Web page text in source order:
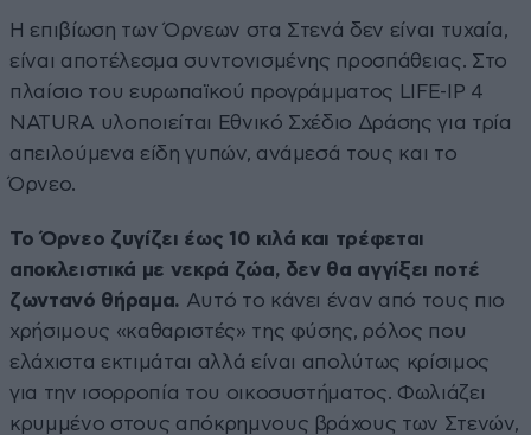
Η επιβίωση των Όρνεων στα Στενά δεν είναι τυχαία,
είναι αποτέλεσμα συντονισμένης προσπάθειας. Στο
πλαίσιο του ευρωπαϊκού προγράμματος LIFE-IP 4
NATURA υλοποιείται Εθνικό Σχέδιο Δράσης για τρία
απειλούμενα είδη γυπών, ανάμεσά τους και το
Όρνεο.
Το Όρνεο ζυγίζει έως 10 κιλά και τρέφεται
αποκλειστικά με νεκρά ζώα, δεν θα αγγίξει ποτέ
ζωντανό θήραμα. Αυτό το κάνει έναν από τους πιο
χρήσιμους «καθαριστές» της φύσης, ρόλος που
ελάχιστα εκτιμάται αλλά είναι απολύτως κρίσιμος
για την ισορροπία του οικοσυστήματος. Φωλιάζει
κρυμμένο στους απόκρημνους βράχους των Στενών,